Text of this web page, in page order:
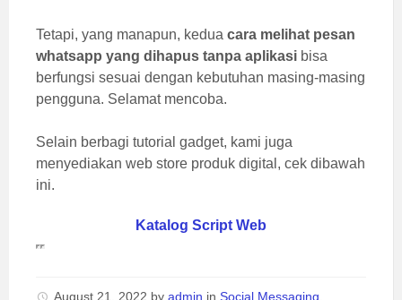
Tetapi, yang manapun, kedua cara melihat pesan
whatsapp yang dihapus tanpa aplikasi bisa
berfungsi sesuai dengan kebutuhan masing-masing
pengguna. Selamat mencoba.
Selain berbagi tutorial gadget, kami juga
menyediakan web store produk digital, cek dibawah
ini.
Katalog Script Web
August 21, 2022 by admin in Social Messaging